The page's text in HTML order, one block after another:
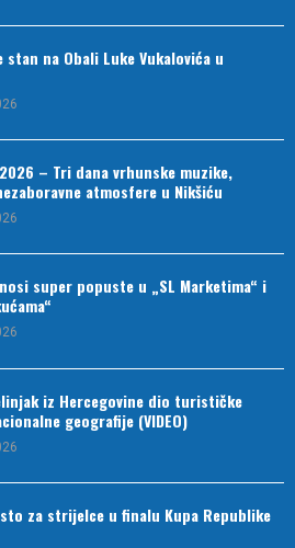
stan na Obali Luke Vukalovića u
– Tri dana vrhunske muzike,
atmosfere u Nikšiću
super popuste u „SL Marketima“ i
iz Hercegovine dio turističke
geografije (VIDEO)
za strijelce u finalu Kupa Republike